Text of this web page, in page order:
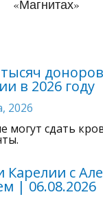
в 2026 году
2026
сдать
Карелии с
| 06.08.2026